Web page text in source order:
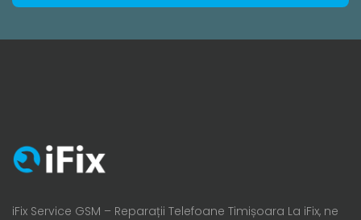
iFix Service GSM – Reparații Telefoane Timișoara La iFix, ne